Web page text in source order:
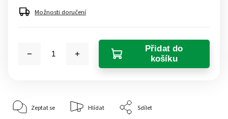
Možnosti doručení
Přidat do
košíku
Zeptat se Hlídat Sdílet